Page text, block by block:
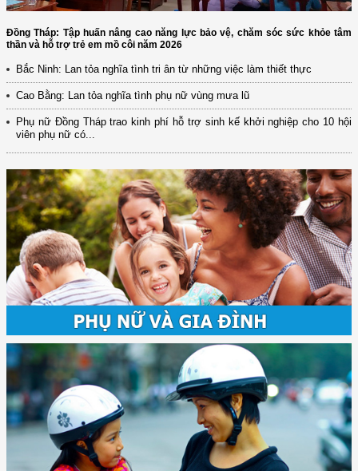
Đồng Tháp: Tập huấn nâng cao năng lực bảo vệ, chăm sóc sức khỏe tâm
thần và hỗ trợ trẻ em mồ côi năm 2026
Bắc Ninh: Lan tỏa nghĩa tình tri ân từ những việc làm thiết thực
Cao Bằng: Lan tỏa nghĩa tình phụ nữ vùng mưa lũ
Phụ nữ Đồng Tháp trao kinh phí hỗ trợ sinh kế khởi nghiệp cho 10 hội
viên phụ nữ có...